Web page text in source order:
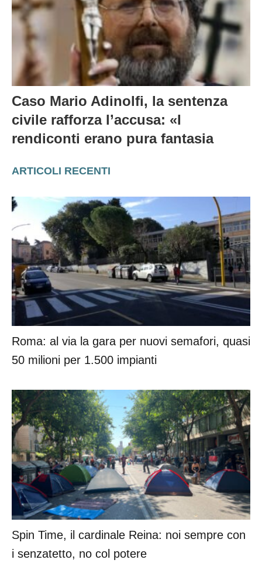
Caso Mario Adinolfi, la sentenza
civile rafforza l’accusa: «I
rendiconti erano pura fantasia
ARTICOLI RECENTI
Roma: al via la gara per nuovi semafori, quasi
50 milioni per 1.500 impianti
Spin Time, il cardinale Reina: noi sempre con
i senzatetto, no col potere